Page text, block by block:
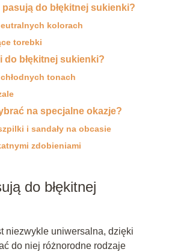
do błękitnej sukienki?
kolorach
torebki
do błękitnej sukienki?
tonach
na specjalne okazje?
i sandały na obcasie
zdobieniami
do błękitnej
niezwykle uniwersalna, dzięki
do niej różnorodne rodzaje